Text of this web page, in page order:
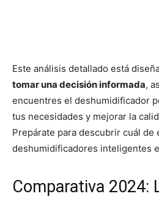
Este análisis detallado está
tomar una decisión informada,
encuentres el deshumidificador
tus necesidades y mejorar la
Prepárate para descubrir cuál de
deshumidificadores inteligentes
Comparativa 2024: